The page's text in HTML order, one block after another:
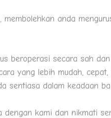
anda
beroperasi secara sah
yang lebih mudah,
sentiasa dalam keadaan
dengan kami dan nikmati